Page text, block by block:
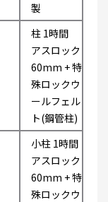
製
柱 1時間
アスロック
60mm + 特
殊ロックウ
ールフェル
ト(鋼管柱)
小柱 1時間
アスロック
60mm + 特
殊ロックウ